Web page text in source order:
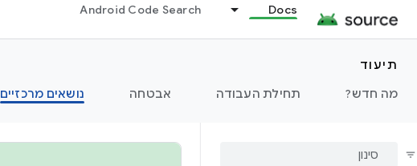
Docs
Android Code Search
תיעוד
מה חדש?
תחילת העבודה אבטחה נושאים מרכזיים